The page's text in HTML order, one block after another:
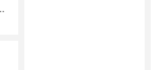
的详细制作教程